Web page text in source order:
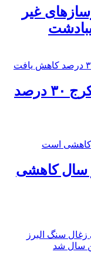
غیر
️قیمت مسکن در کرج ۳۰ درصد
سال کاهشی